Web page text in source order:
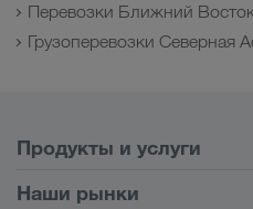
Перевозки Ближний
Грузоперевозки Северная
Продукты и услуги
Автомобильные перевозки
Наши рынки